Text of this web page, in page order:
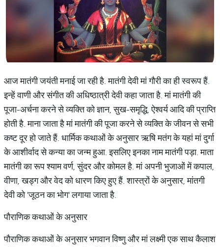
आज मातंगी जयंती मनाई जा रही है. मातंगी देवी मां गौरी का ही स्वरूप हैं.
इन्हें वाणी और संगीत की अधिष्ठात्री देवी कहा जाता है. मां मातंगी की
पूजा-अर्चना करने से व्यक्ति को ज्ञान, सुख-समृद्धि, ऐश्वर्य आदि की प्राप्ति
होती है. माना जाता है मां मातंगी की पूजा करने से व्यक्ति के जीवन से सभी
कष्ट दूर हो जाते हैं. धार्मिक कथाओं के अनुसार ऋषि मतंग के यहां मां दुर्गा
के आशीर्वाद से कन्या का जन्म हुआ. इसलिए इनका नाम मातंगी पड़ा. माता
मातंगी का रूप श्याम वर्ण, सुंदर और कोमल है. मां अपनी भुजाओं में कपाल,
वीणा, खड्ग और वेद को धारण किए हुए हैं. शास्त्रों के अनुसार, मांतगी
देवी को 'जूठन का भोग' लगाया जाता है.
पौराणिक कथाओं के अनुसार
पौराणिक कथाओं के अनुसार भगवान विष्णु और मां लक्ष्मी एक साथ कैलाश